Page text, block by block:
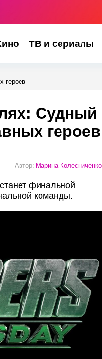
ТВ и сериалы
героев
Судный
героев
Автор: Марина Колесниченко
финальной
команды.